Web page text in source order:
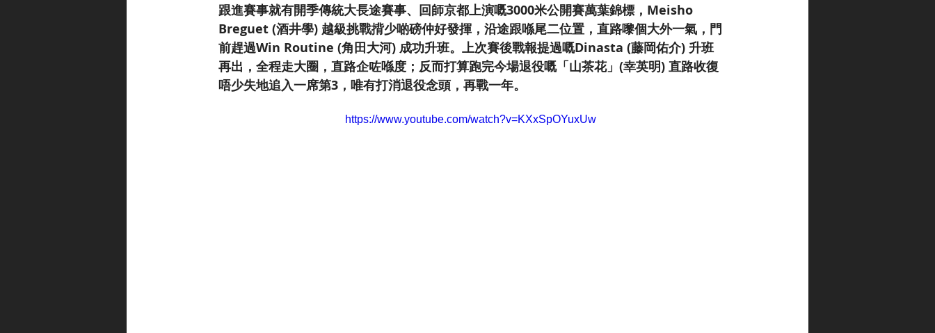
跟進賽事就有開季傳統大長途賽事、回師京都上演嘅3000米公開賽萬葉錦標，Meisho
Breguet (酒井學) 越級挑戰揹少啲磅仲好發揮，沿途跟喺尾二位置，直路嚟個大外一氣，門
前趕過Win Routine (角田大河) 成功升班。上次賽後戰報提過嘅Dinasta (藤岡佑介) 升班
再出，全程走大圈，直路企咗喺度；反而打算跑完今場退役嘅「山茶花」(幸英明) 直路收復
唔少失地追入一席第3，唯有打消退役念頭，再戰一年。
https://www.youtube.com/watch?v=KXxSpOYuxUw